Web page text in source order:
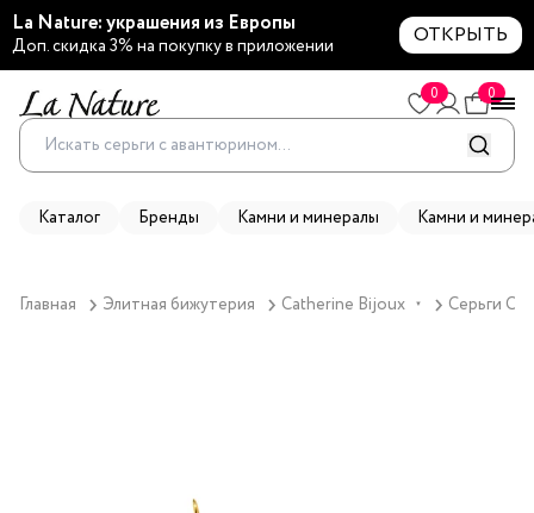
La Nature: украшения из Европы
Доп. скидка 3% на покупку в приложении ОТКРЫТЬ
0 0
Каталог Бренды Камни и минералы Камни и
Главная Элитная бижутерия Catherine Bijoux ▼ Серьги